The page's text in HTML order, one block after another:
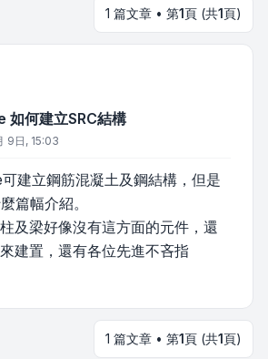
1 篇文章 • 第1頁 (共1頁)
何建立SRC結構
9日, 15:03
建立鋼筋混凝土及鋼結構，但是
篇幅介紹。
及梁好像沒有這方面的元件，還
建置，還有各位先進不吝指
1 篇文章 • 第1頁 (共1頁)